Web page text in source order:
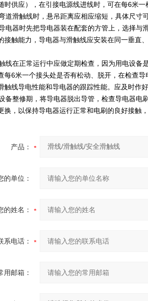
时供应），在引接电源线进线时，可在每6米
滑触线时，悬吊距离应相应缩短，具体尺寸
器时先把导电器装在配套的方管上，选择与
接触能力，导电器与滑触线应安装在同一垂直、
在正常运行中应做定期检查，因为用电设备
每6米一个接头处是否有松动、脱开，在检查
触线导电性能和导电器的跟踪性能。应及时作好
整修期，将导电器脱出导管，检查导电器电
换，以保持导电器运行正常和电刷的良好接触
产品：
的单位：
的姓名：
系电话：
用邮箱：